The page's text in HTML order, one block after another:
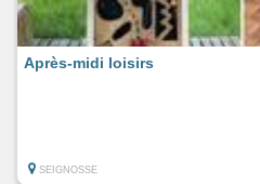
Après-midi loisirs
SEIGNOSSE